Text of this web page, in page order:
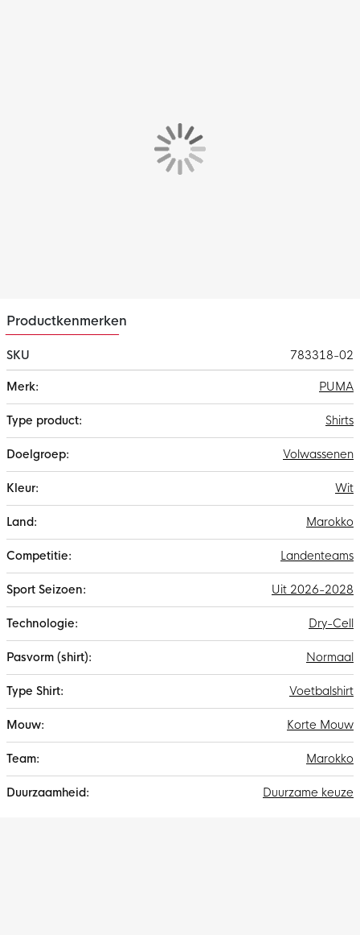
wat ervoor zorgt dat zweet onmiddellijk wordt afgevoerd.
Hierdoor blijf je altijd droog en comfortabel.
Productkenmerken
SKU
783318-02
informatie
PUMA
Shirts
Volwassenen
Wit
Marokko
Landenteams
Uit 2026-2028
Dry-Cell
Normaal
Voetbalshirt
Korte Mouw
Marokko
Duurzame keuze